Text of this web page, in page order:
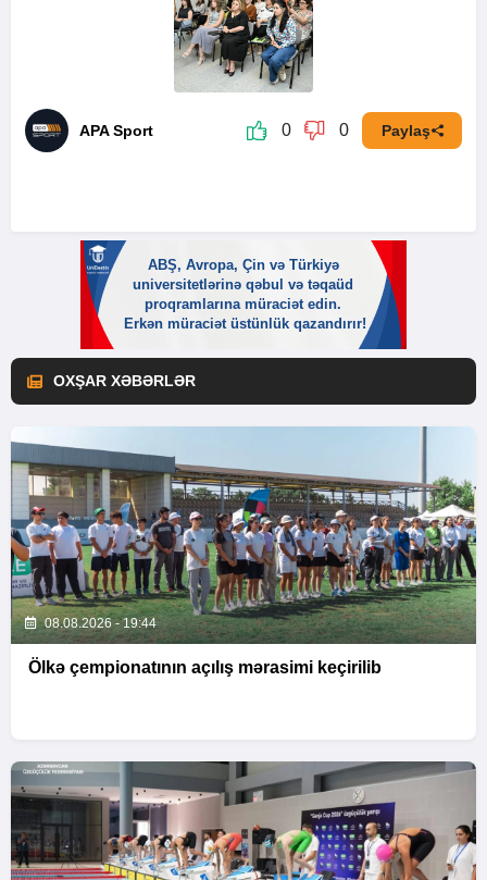
APA Sport 0 0 Paylaş
OXŞAR XƏBƏRLƏR
08.08.2026 - 19:44
Ölkə çempionatının açılış mərasimi keçirilib